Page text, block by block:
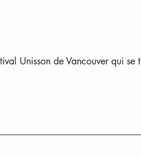
Unisson de Vancouver qui se